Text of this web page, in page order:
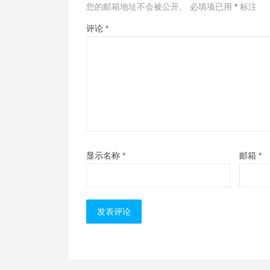
您的邮箱地址不会被公开。 必填项已用 * 标注
评论 *
显示名称 * 邮箱 *